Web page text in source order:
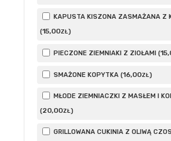
KAPUSTA KISZONA ZASMAŻANA Z
(15,00ZŁ)
PIECZONE ZIEMNIAKI Z ZIOŁAMI (15
SMAŻONE KOPYTKA (16,00ZŁ)
MŁODE ZIEMNIACZKI Z MASŁEM I
(20,00ZŁ)
GRILLOWANA CUKINIA Z OLIWĄ